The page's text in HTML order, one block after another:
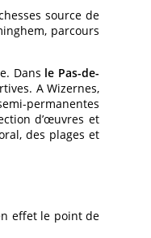
source de
parcours
Dans le Pas-de-
A Wizernes,
permanentes
d’œuvres et
des plages et
effet le point de